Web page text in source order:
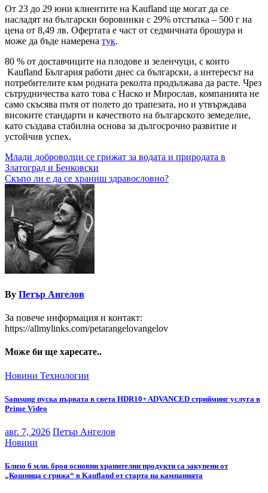
От 23 до 29 юни клиентите на Kaufland ще могат да се
насладят на български боровинки с 29% отстъпка – 500 г на
цена от 8,49 лв. Офертата е част от седмичната брошура и
може да бъде намерена тук.
80 % от доставчиците на плодове и зеленчуци, с които
Kaufland България работи днес са български, а интересът на
потребителите към родната реколта продължава да расте. Чрез
сътрудничества като това с Наско и Мирослав, компанията не
само скъсява пътя от полето до трапезата, но и утвърждава
високите стандарти и качеството на българското земеделие,
като създава стабилна основа за дългосрочно развитие и
устойчив успех.
Навигация
Млади доброволци се грижат за водата и природата в
Златоград и Бенковски
Скъпо ли е да се храниш здравословно?
By Петър Ангелов
За повече информация и контакт:
https://allmylinks.com/petarangelovangelov
Може би ще харесате..
Новини Технологии
Samsung пуска първата в света HDR10+ ADVANCED стрийминг услуга в
Prime Video
авг. 7, 2026 Петър Ангелов
Новини
Близо 6 млн. броя основни хранителни продукти са закупени от
„Кошница с грижа“ в Kaufland от старта на кампанията